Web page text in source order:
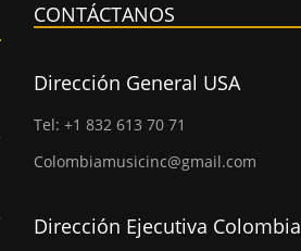
CONTÁCTANOS
Dirección General USA
Tel: +1 832 613 70 71
Colombiamusicinc@gmail.com
Dirección Ejecutiva Colombia